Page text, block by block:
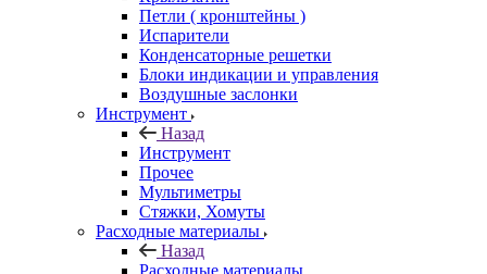
Петли ( кронштейны )
Испарители
Конденсаторные решетки
Блоки индикации и управления
Воздушные заслонки
Инструмент
Назад
Инструмент
Прочее
Мультиметры
Стяжки, Хомуты
Расходные материалы
Назад
Расходные материалы